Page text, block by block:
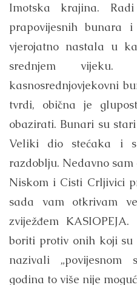
Imotska krajina.
prapovijesnih bunara
vjerojatno nastala u
srednjem
kasnosrednjovjekovni
tvrdi, obična je
obazirati. Bunari su
Veliki dio stećaka i
razdoblju. Nedavno
Niskom i Cisti Crljivici
sada vam otkrivam
zviježđem
boriti protiv onih koji
nazivali „povijesnom
godina to više nije